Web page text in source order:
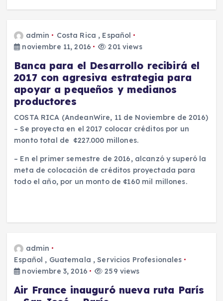
admin Costa Rica , Español
noviembre 11, 2016
201 views
Banca para el Desarrollo recibirá el
2017 con agresiva estrategia para
apoyar a pequeños y medianos
productores
COSTA RICA (AndeanWire, 11 de Noviembre de 2016)
– Se proyecta en el 2017 colocar créditos por un
monto total de ¢227.000 millones.
– En el primer semestre de 2016, alcanzó y superó la
meta de colocación de créditos proyectada para
todo el año, por un monto de ¢160 mil millones.
admin
Español , Guatemala ,Servicios Profesionales
noviembre 3, 2016
259 views
Air France inauguró nueva ruta París